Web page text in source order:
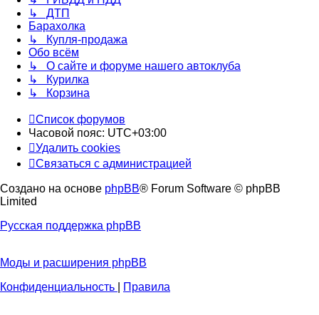
↳ ДТП
Барахолка
↳ Купля-продажа
Обо всём
↳ О сайте и форуме нашего автоклуба
↳ Курилка
↳ Корзина
Список форумов
Часовой пояс: UTC+03:00
Удалить cookies
Связаться с администрацией
Создано на основе phpBB® Forum Software © phpBB
Limited
Русская поддержка phpBB
Моды и расширения phpBB
Конфиденциальность
Правила